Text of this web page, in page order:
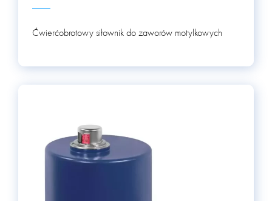
Ćwierćobrotowy siłownik do zaworów motylkowych